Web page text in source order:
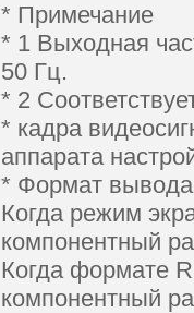
* Примечание
* 1 Выходная
50 Гц.
* 2
* кадра
аппарата
* Формат
Когда режим
компонентный
Когда формате
компонентный